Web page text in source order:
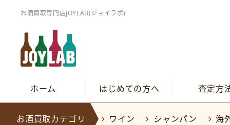
お酒買取専門店JOYLAB(ジョイラボ)
ホーム はじめての方へ 査定方
お酒買取カテゴリ ワイン シャンパン 海